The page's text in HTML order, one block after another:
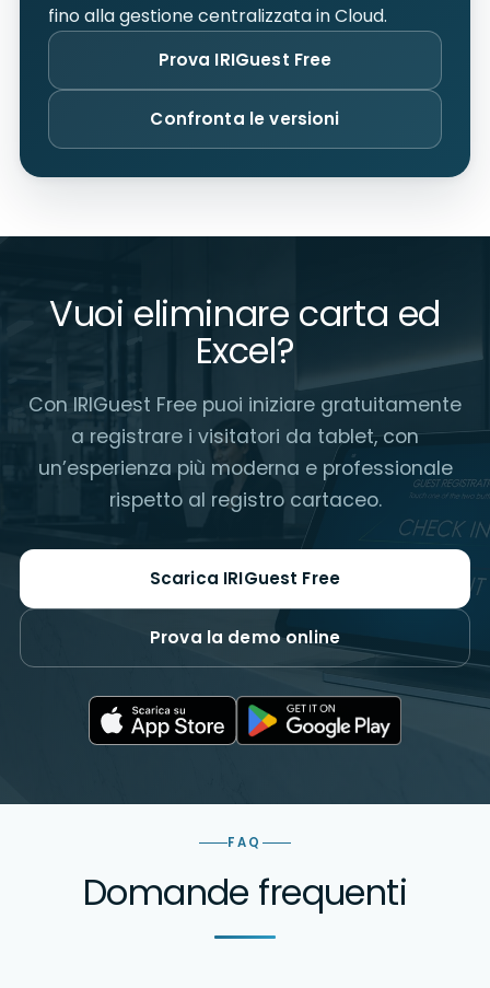
fino alla gestione centralizzata in Cloud.
Prova IRIGuest Free
Confronta le versioni
Vuoi eliminare carta ed
Excel?
Con IRIGuest Free puoi iniziare gratuitamente
a registrare i visitatori da tablet, con
un’esperienza più moderna e professionale
rispetto al registro cartaceo.
Scarica IRIGuest Free
Prova la demo online
FAQ
Domande frequenti